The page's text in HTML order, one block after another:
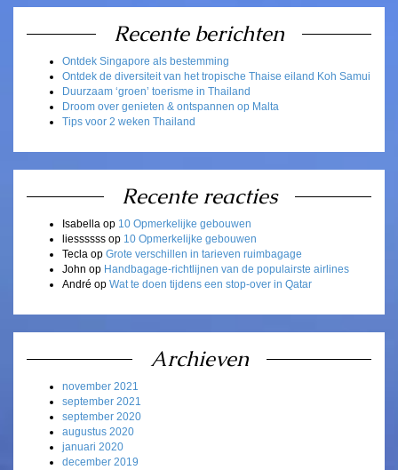
Recente berichten
Ontdek Singapore als bestemming
Ontdek de diversiteit van het tropische Thaise eiland Koh Samui
Duurzaam ‘groen’ toerisme in Thailand
Droom over genieten & ontspannen op Malta
Tips voor 2 weken Thailand
Recente reacties
Isabella op 10 Opmerkelijke gebouwen
liessssss op 10 Opmerkelijke gebouwen
Tecla op Grote verschillen in tarieven ruimbagage
John op Handbagage-richtlijnen van de populairste airlines
André op Wat te doen tijdens een stop-over in Qatar
Archieven
november 2021
september 2021
september 2020
augustus 2020
januari 2020
december 2019